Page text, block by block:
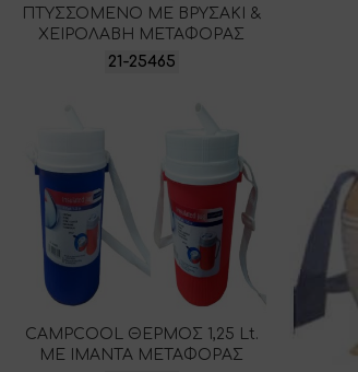
ΠΤΥΣΣΟΜΕΝΟ ΜΕ ΒΡΥΣΑΚΙ &
ΧΕΙΡΟΛΑΒΗ ΜΕΤΑΦΟΡΑΣ
21-25465
CAMPCOOL ΘΕΡΜΟΣ 1,25 Lt.
ΜΕ ΙΜΑΝΤΑ ΜΕΤΑΦΟΡΑΣ